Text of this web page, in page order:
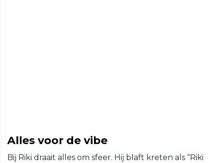
Alles voor de vibe
Bij Riki draait alles om sfeer. Hij blaft kreten als “Riki